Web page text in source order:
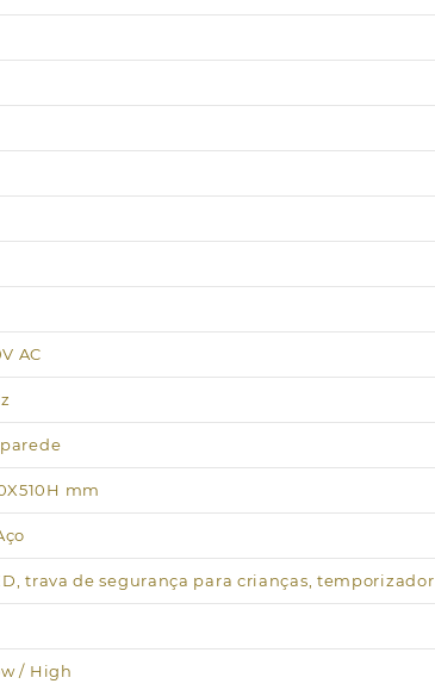
AC
mm
trava de segurança para crianças, temporizador
/ High